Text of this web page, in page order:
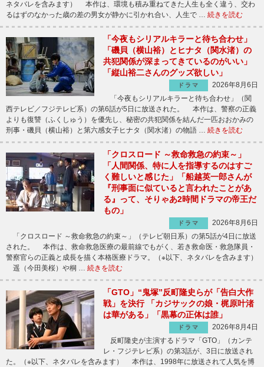
ネタバレを含みます） 本作は、環境も積み重ねてきた人生も全く違う、交わ
るはずのなかった歳の差の男女が静かに引かれ合い、人生で … 続きを読む
「今夜もシリアルキラーと待ち合わせ」
「磯貝（横山裕）とヒナタ（関水渚）の
共犯関係が深まってきているのがいい」
「縦山裕二さんのグッズ欲しい」
ドラマ
2026年8月6日
「今夜もシリアルキラーと待ち合わせ」（関
西テレビ／フジテレビ系）の第6話が5日に放送された。 本作は、警察の正義
よりも復讐（ふくしゅう）を優先し、秘密の共犯関係を結んだ一匹おおかみの
刑事・磯貝（横山裕）と第六感女子ヒナタ（関水渚）の物語 … 続きを読む
「クロスロード ～救命救急の約束～」
「人間関係、特に人を指導するのはすご
く難しいと感じた」「船越英一郎さんが
『刑事面に似ていると言われたことがあ
る』って、そりゃあ2時間ドラマの帝王だ
もの」
ドラマ
2026年8月6日
「クロスロード ～救命救急の約束～」（テレビ朝日系）の第5話が4日に放送
された。 本作は、救命救急医療の最前線でもがく、若き救命医・救急隊員・
警察官らの正義と成長を描く本格医療ドラマ。（※以下、ネタバレを含みます）
遥（今田美桜）や桐 … 続きを読む
「GTO」“鬼塚”反町隆史らが「告白大作
戦」を決行 「カジサックの娘・梶原叶渚
は華がある」「黒幕の正体は誰」
ドラマ
2026年8月4日
反町隆史が主演するドラマ「GTO」（カンテ
レ・フジテレビ系）の第3話が、3日に放送され
た。（※以下、ネタバレを含みます） 本作は、1998年に放送されて人気を博